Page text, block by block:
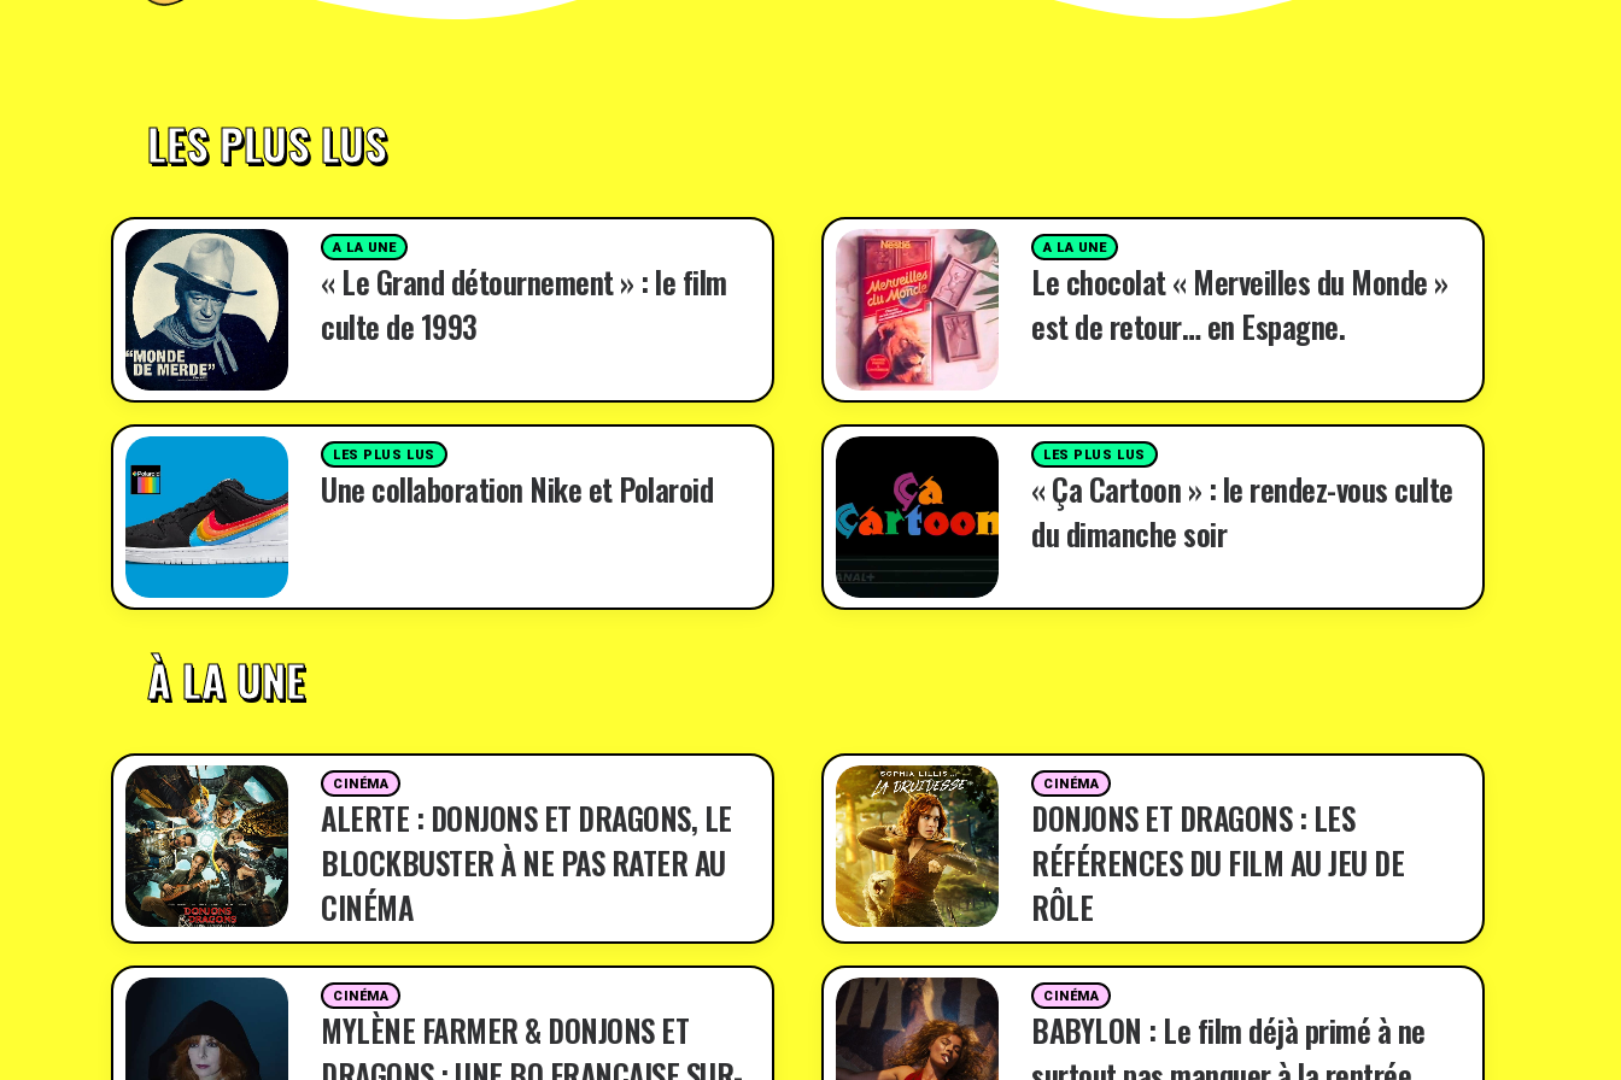
LES PLUS LUS
A LA UNE
« Le Grand détournement » : le film
culte de 1993
A LA UNE
Le chocolat « Merveilles du Monde »
est de retour… en Espagne.
LES PLUS LUS
Une collaboration Nike et Polaroid
LES PLUS LUS
« Ça Cartoon » : le rendez-vous culte
du dimanche soir
À LA UNE
CINÉMA
ALERTE : DONJONS ET DRAGONS, LE
BLOCKBUSTER À NE PAS RATER AU
CINÉMA
CINÉMA
DONJONS ET DRAGONS : LES
RÉFÉRENCES DU FILM AU JEU DE
RÔLE
CINÉMA
MYLÈNE FARMER & DONJONS ET
CINÉMA
BABYLON : Le film déjà primé à ne